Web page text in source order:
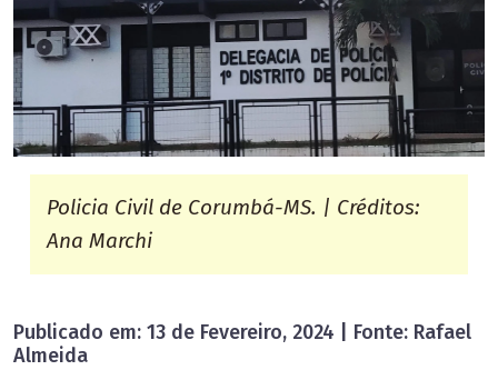
Policia Civil de Corumbá-MS. | Créditos:
Ana Marchi
Publicado em: 13 de Fevereiro, 2024 | Fonte: Rafael
Almeida